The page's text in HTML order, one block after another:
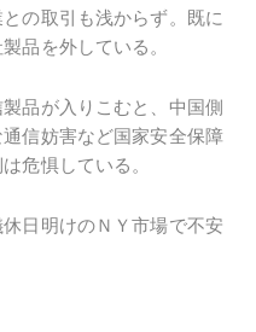
の取引も浅からず。既に
品を外している。
品が入りこむと、中国側
信妨害など国家安全保障
危惧している。
日明けのＮＹ市場で不安